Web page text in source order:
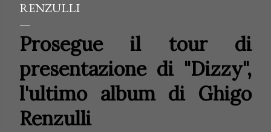
RENZULLI
Prosegue il tour di
presentazione di "Dizzy",
l'ultimo album di Ghigo
Renzulli